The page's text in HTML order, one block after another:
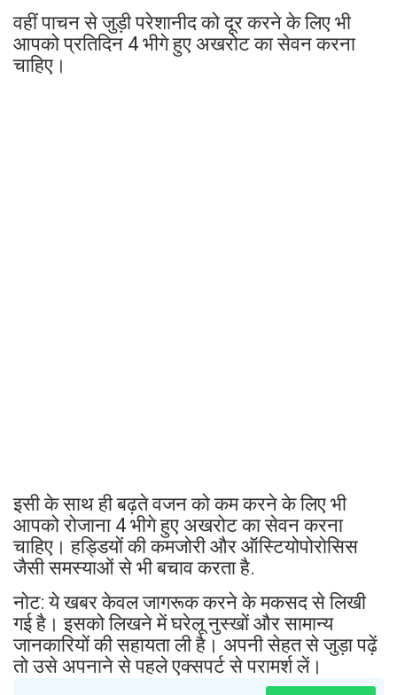
वहीं पाचन से जुड़ी परेशानीद को दूर करने के लिए भी
आपको प्रतिदिन 4 भीगे हुए अखरोट का सेवन करना
चाहिए।
इसी के साथ ही बढ़ते वजन को कम करने के लिए भी
आपको रोजाना 4 भीगे हुए अखरोट का सेवन करना
चाहिए। हड्डियों की कमजोरी और ऑस्टियोपोरोसिस
जैसी समस्याओं से भी बचाव करता है.
नोट: ये खबर केवल जागरूक करने के मकसद से लिखी
गई है। इसको लिखने में घरेलू नुस्खों और सामान्य
जानकारियों की सहायता ली है। अपनी सेहत से जुड़ा पढ़ें
तो उसे अपनाने से पहले एक्सपर्ट से परामर्श लें।